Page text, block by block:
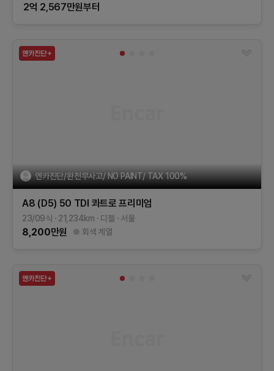
2억 2,567만원부터
엔카진단/완전무사고/ NO PAINT/ TAX 100%
A8 (D5) 50 TDI 콰트로 프리미엄
23/09식 21,234km 디젤 서울
8,200만원 회색 계열